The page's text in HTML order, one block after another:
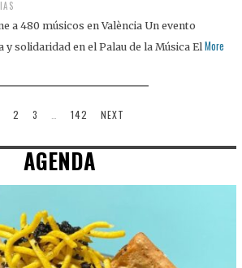
a 480 músicos en València Un evento
solidaridad en el Palau de la Música El More
2 3 142 NEXT
AGENDA